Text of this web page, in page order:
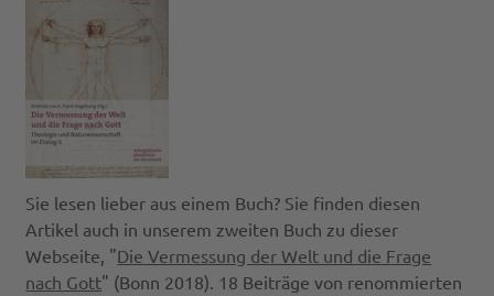
Sie lesen lieber aus einem Buch? Sie finden diesen
Artikel auch in unserem zweiten Buch zu dieser
Webseite, "Die Vermessung der Welt und die Frage
nach Gott" (Bonn 2018). 18 Beiträge von renommierten